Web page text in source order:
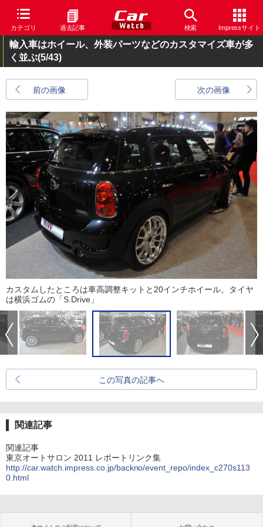
カテゴリ 過去記事 検索 Impressサイト
輸入車はホイール、外装パーツなどのカスタマイズ車が多
く並ぶ(5/43)
前の画像 次の画像
カスタムしたところは車高調整キットと20インチホイール。タイヤ
は横浜ゴムの「S.Drive」
この写真の記事へ
関連記事
関連記事
東京オートサロン 2011 レポートリンク集
http://car.watch.impress.co.jp/backno/event_repo/index_c270s113
0.html